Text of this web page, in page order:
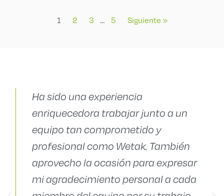
1 2 3 … 5 Siguiente »
Ha sido una experiencia
enriquecedora trabajar junto a un
equipo tan comprometido y
profesional como Wetak. También
aprovecho la ocasión para expresar
mi agradecimiento personal a cada